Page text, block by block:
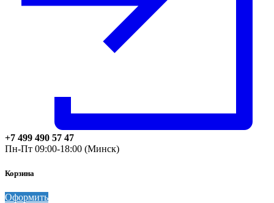
+7 499 490 57 47
Пн-Пт 09:00-18:00 (Минск)
Корзина
Оформить